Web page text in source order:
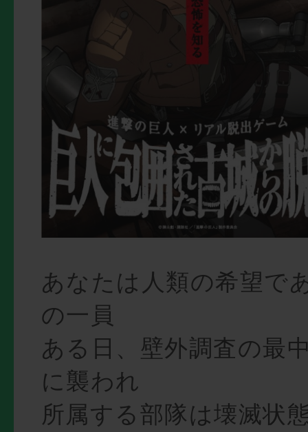
あなたは人類の希望で
の一員
ある日、壁外調査の最
に襲われ
所属する部隊は壊滅状